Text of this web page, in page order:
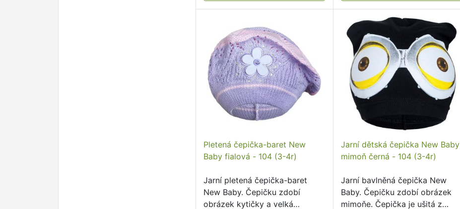
Pletená čepička-baret New
Baby fialová - 104 (3-4r)
Jarní pletená čepička-baret
New Baby. Čepičku zdobí
obrázek kytičky a velká
Jarní dětská čepička New Baby
mimoň černá - 104 (3-4r)
Jarní bavlněná čepička New
Baby. Čepičku zdobí obrázek
mimoňe. Čepička je ušitá z